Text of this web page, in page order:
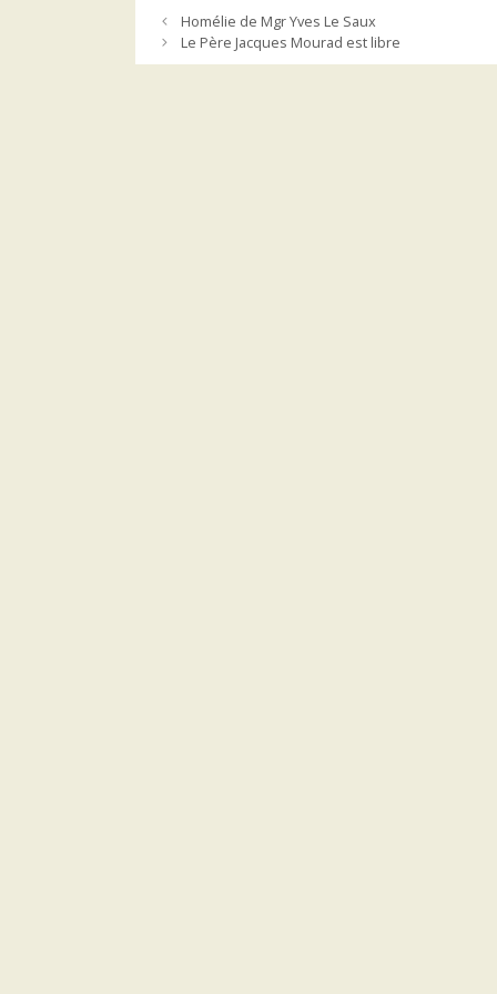
Homélie de Mgr Yves Le Saux
Le Père Jacques Mourad est libre